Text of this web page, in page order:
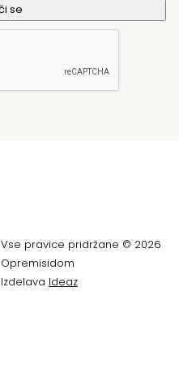
Vse pravice pridržane © 2026
Opremisidom
Izdelava Ideaz